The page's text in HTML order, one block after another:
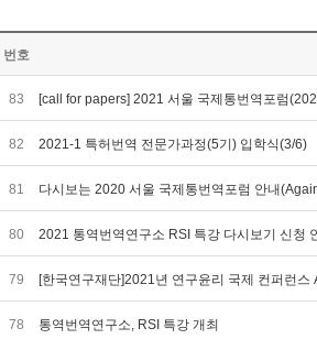
번호
83 [call for papers] 2021 서울 국제통번역포럼
82 2021-1 특허번역 전문가과정(5기) 입학식(3/6)
81 다시보는 2020 서울 국제통번역포럼 안내
80 2021 통역번역연구소 RSI 특강 다시보기 신청
79 [한국연구재단]2021년 연구윤리 국제 컨퍼런스
78 통역번역연구소, RSI 특강 개최